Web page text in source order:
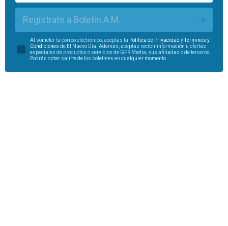
Regístrate a Boletín A.M.
Al someter tu correo electrónico, aceptas la Política de Privacidad yTérminos y
Condiciones de El Nuevo Día. Además, aceptas recibir información u ofertas
especiales de productos o servicios de GFR Media, sus afiliadas o de terceros.
Podrás optar salirte de los boletines en cualquier momento.